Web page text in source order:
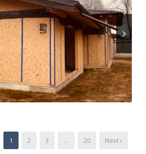
1 2 3 … 20 Next ›